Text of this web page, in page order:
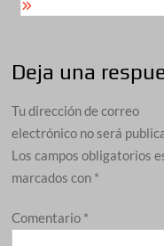
Deja una
Tu dirección de correo
electrónico no será
Los campos obligatorios
marcados con *
Comentario *